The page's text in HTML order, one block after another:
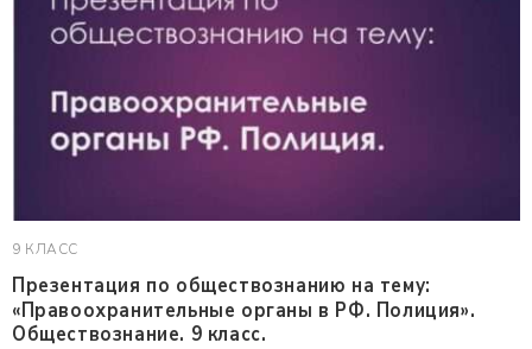
9 КЛАСС
Презентация по обществознанию на тему:
«Правоохранительные органы в РФ. Полиция».
Обществознание. 9 класс.